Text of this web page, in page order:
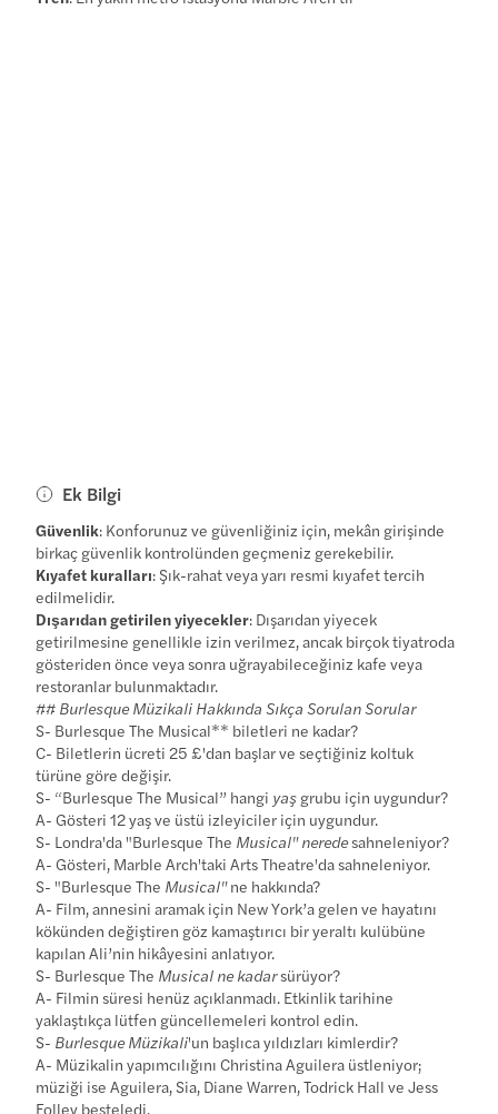
Ek Bilgi
Güvenlik: Konforunuz ve güvenliğiniz için, mekân girişinde
birkaç güvenlik kontrolünden geçmeniz gerekebilir.
Kıyafet kuralları: Şık-rahat veya yarı resmi kıyafet tercih
edilmelidir.
Dışarıdan getirilen yiyecekler: Dışarıdan yiyecek
getirilmesine genellikle izin verilmez, ancak birçok tiyatroda
gösteriden önce veya sonra uğrayabileceğiniz kafe veya
restoranlar bulunmaktadır.
## Burlesque Müzikali Hakkında Sıkça Sorulan Sorular
S- Burlesque The Musical** biletleri ne kadar?
C- Biletlerin ücreti 25 £'dan başlar ve seçtiğiniz koltuk
türüne göre değişir.
S- “Burlesque The Musical” hangi yaş grubu için uygundur?
A- Gösteri 12 yaş ve üstü izleyiciler için uygundur.
S- Londra'da "Burlesque The Musical" neredesahneleniyor?
A- Gösteri, Marble Arch'taki Arts Theatre'da sahneleniyor.
S- "Burlesque The Musical"ne hakkında?
A- Film, annesini aramak için New York’a gelen ve hayatını
kökünden değiştiren göz kamaştırıcı bir yeraltı kulübüne
kapılan Ali’nin hikâyesini anlatıyor.
S- Burlesque The Musical ne kadarsürüyor?
A- Filmin süresi henüz açıklanmadı. Etkinlik tarihine
yaklaştıkça lütfen güncellemeleri kontrol edin.
S- Burlesque Müzikali'un başlıca yıldızları kimlerdir?
A- Müzikalin yapımcılığını Christina Aguilera üstleniyor;
müziği ise Aguilera, Sia, Diane Warren, Todrick Hall ve Jess
Folley besteledi.